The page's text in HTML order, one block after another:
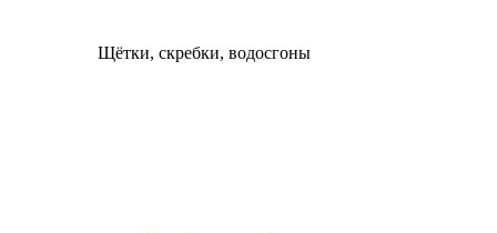
Щётки, скребки, водосгоны